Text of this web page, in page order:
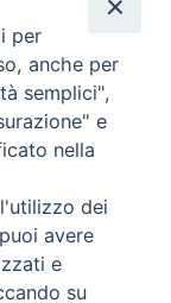
riservati - Vita
per
anche per
semplici",
e
nella
dei
avere
e
su